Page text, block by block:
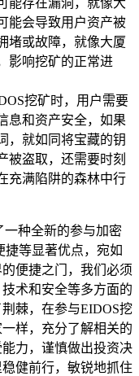
能存在漏洞，就像大
能会导致用户资产被
堵或故障，就像大厦
影响挖矿的正常进
挖矿时，用户需要
息和资产安全，如果
，就如同将宝藏的钥
被盗取，还需要时刻
充满陷阱的森林中行
一种全新的参与加密
等显著优点，宛如
便捷之门，我们必须
术和安全等多方面的
棘，在参与EIDOS挖
样，充分了解相关的
力，谨慎做出投资决
健前行，敏锐地抓住